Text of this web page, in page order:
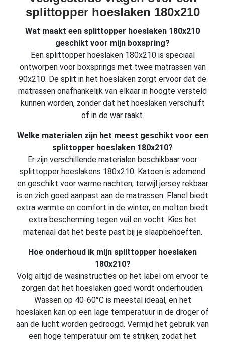
splittopper hoeslaken 180x210
Wat maakt een splittopper hoeslaken 180x210
geschikt voor mijn boxspring?
Een splittopper hoeslaken 180x210 is speciaal
ontworpen voor boxsprings met twee matrassen van
90x210. De split in het hoeslaken zorgt ervoor dat de
matrassen onafhankelijk van elkaar in hoogte versteld
kunnen worden, zonder dat het hoeslaken verschuift
of in de war raakt.
Welke materialen zijn het meest geschikt voor een
splittopper hoeslaken 180x210?
Er zijn verschillende materialen beschikbaar voor
splittopper hoeslakens 180x210. Katoen is ademend
en geschikt voor warme nachten, terwijl jersey rekbaar
is en zich goed aanpast aan de matrassen. Flanel biedt
extra warmte en comfort in de winter, en molton biedt
extra bescherming tegen vuil en vocht. Kies het
materiaal dat het beste past bij je slaapbehoeften.
Hoe onderhoud ik mijn splittopper hoeslaken
180x210?
Volg altijd de wasinstructies op het label om ervoor te
zorgen dat het hoeslaken goed wordt onderhouden.
Wassen op 40-60°C is meestal ideaal, en het
hoeslaken kan op een lage temperatuur in de droger of
aan de lucht worden gedroogd. Vermijd het gebruik van
een hoge temperatuur om te strijken, zodat het